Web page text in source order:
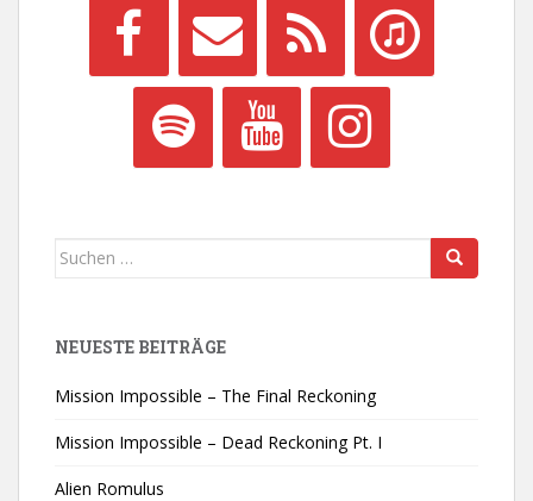
Suchen
NEUESTE BEITRÄGE
Mission Impossible – The Final Reckoning
Mission Impossible – Dead Reckoning Pt. I
Alien Romulus